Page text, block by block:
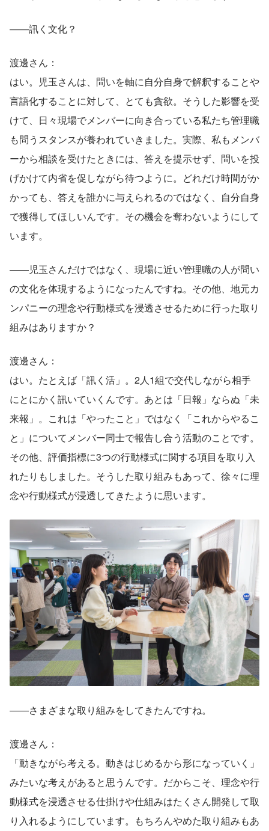
——訊く文化？
渡邊さん：
はい。児玉さんは、問いを軸に自分自身で解釈することや
言語化することに対して、とても貪欲。そうした影響を受
けて、日々現場でメンバーに向き合っている私たち管理職
も問うスタンスが養われていきました。実際、私もメンバ
ーから相談を受けたときには、答えを提示せず、問いを投
げかけて内省を促しながら待つように。どれだけ時間がか
かっても、答えを誰かに与えられるのではなく、自分自身
で獲得してほしいんです。その機会を奪わないようにして
います。
——児玉さんだけではなく、現場に近い管理職の人が問い
の文化を体現するようになったんですね。その他、地元カ
ンパニーの理念や行動様式を浸透させるために行った取り
組みはありますか？
渡邊さん：
はい。たとえば「訊く活」。2人1組で交代しながら相手
にとにかく訊いていくんです。あとは「日報」ならぬ「未
来報」。これは「やったこと」ではなく「これからやるこ
と」についてメンバー同士で報告し合う活動のことです。
その他、評価指標に3つの行動様式に関する項目を取り入
れたりもしました。そうした取り組みもあって、徐々に理
念や行動様式が浸透してきたように思います。
——さまざまな取り組みをしてきたんですね。
渡邊さん：
「動きながら考える。動きはじめるから形になっていく」
みたいな考えがあると思うんです。だからこそ、理念や行
動様式を浸透させる仕掛けや仕組みはたくさん開発して取
り入れるようにしています。もちろんやめた取り組みもあ